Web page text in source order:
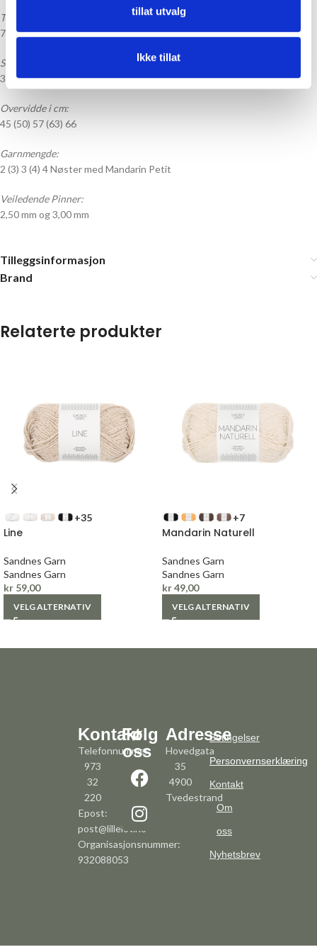
tillat utvalg
Ikke tillat
Tilbehør:
7 (7) 8 (8) 9 knapper – Følger ikke med, men velg selv fra vår utvalgHER
Størrelser:
3 mnd (6 mnd) 9 mnd (1 år) 2år
Overvidde i cm:
45 (50) 57 (63) 66
Garnmengde:
2 (3) 3 (4) 4 Nøster med Mandarin Petit
Veiledende Pinner:
2,50 mm og 3,00 mm
Tilleggsinformasjon
Brand
Relaterte produkter
+35
Line
Sandnes Garn
Sandnes Garn
kr 59,00
VELG ALTERNATIV
+7
Mandarin Naturell
Sandnes Garn
Sandnes Garn
kr49,00
VELG ALTERNATIV
Kontakt
Telefonnummer:
973
32
220
Epost:
post@lillelov.no
Organisasjonsnummer:
932088053
Følg
oss
Adresse
Hovedgata
35
4900
Tvedestrand
Betingelser
Personvernserklæring
Kontakt
Om
oss
Nyhetsbrev